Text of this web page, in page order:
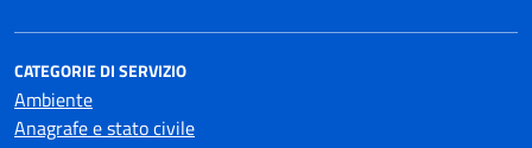
CATEGORIE DI SERVIZIO
Ambiente
Anagrafe e stato civile